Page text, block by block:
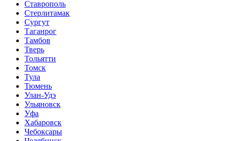
Ставрополь
Стерлитамак
Сургут
Таганрог
Тамбов
Тверь
Тольятти
Томск
Тула
Тюмень
Улан-Удэ
Ульяновск
Уфа
Хабаровск
Чебоксары